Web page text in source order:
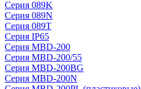
Серия 089K
Серия 089N
Серия 089T
Серия IP65
Серия MBD-200
Серия MBD-200/55
Серия MBD-200BG
Серия MBD-200N